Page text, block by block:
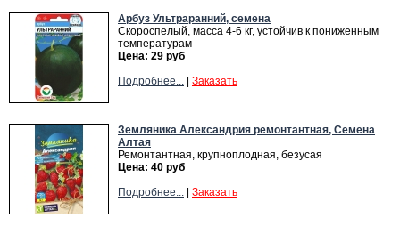
Арбуз Ультраранний, семена
Скороспелый, масса 4-6 кг, устойчив к пониженным
температурам
Цена: 29 руб
Подробнее...
Заказать
Земляника Александрия ремонтантная, Семена
Алтая
Ремонтантная, крупноплодная, безусая
Цена: 40 руб
Подробнее...
Заказать